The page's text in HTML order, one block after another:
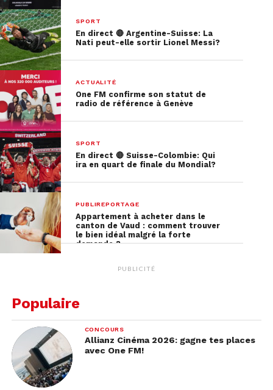
SPORT
En direct 🔴 Argentine-Suisse: La
Nati peut-elle sortir Lionel Messi?
ACTUALITÉ
One FM confirme son statut de
radio de référence à Genève
SPORT
En direct 🔴 Suisse-Colombie: Qui
ira en quart de finale du Mondial?
PUBLIREPORTAGE
Appartement à acheter dans le
canton de Vaud : comment trouver
le bien idéal malgré la forte
demande ?
PUBLICITÉ
Populaire
CONCOURS
Allianz Cinéma 2026: gagne tes places
avec One FM!